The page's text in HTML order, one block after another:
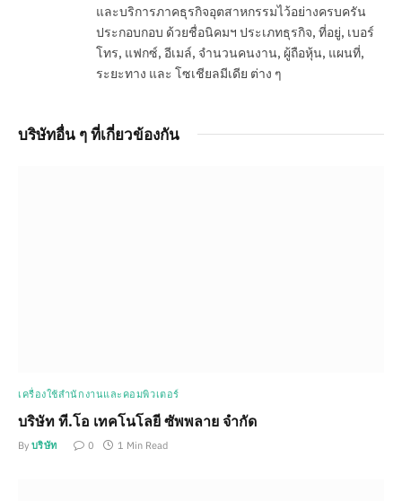
และบริการภาคธุรกิจอุตสาหกรรมไว้อย่างครบครัน
ประกอบกอบ ด้วยชื่อนิคมฯ ประเภทธุรกิจ, ที่อยู่, เบอร์
โทร, แฟกซ์, อีเมล์, จำนวนคนงาน, ผู้ถือหุ้น, แผนที่,
ระยะทาง และ โซเชียลมีเดีย ต่าง ๆ
บริษัทอื่น ๆ ที่เกี่ยวข้องกัน
เครื่องใช้สำนักงานและคอมพิวเตอร์
บริษัท ที.โอ เทคโนโลยี ซัพพลาย จำกัด
By บริษัท 0 1 Min Read